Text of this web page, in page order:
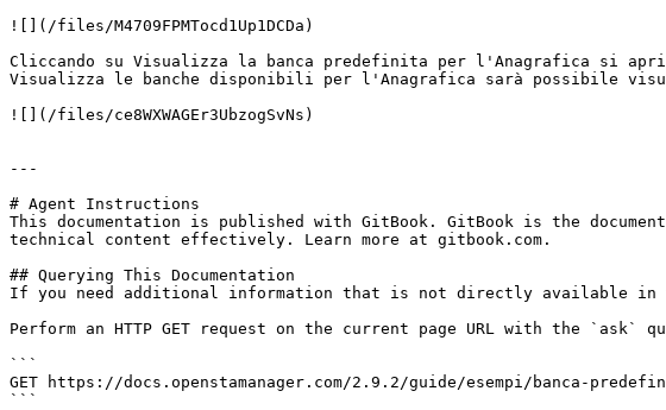
![](/files/M4709FPMTocd1Up1DCDa)
Cliccando su Visualizza la banca predefinita per l'Anagrafica si
Visualizza le banche disponibili per l'Anagrafica sarà possibile
![](/files/ce8WXWAGEr3UbzogSvNs)
---
# Agent Instructions
This documentation is published with GitBook. GitBook is the
technical content effectively. Learn more at gitbook.com.
## Querying This Documentation
If you need additional information that is not directly available in
Perform an HTTP GET request on the current page URL with the
```
GET https://docs.openstamanager.com/2.9.2/guide/esempi/banca-
```